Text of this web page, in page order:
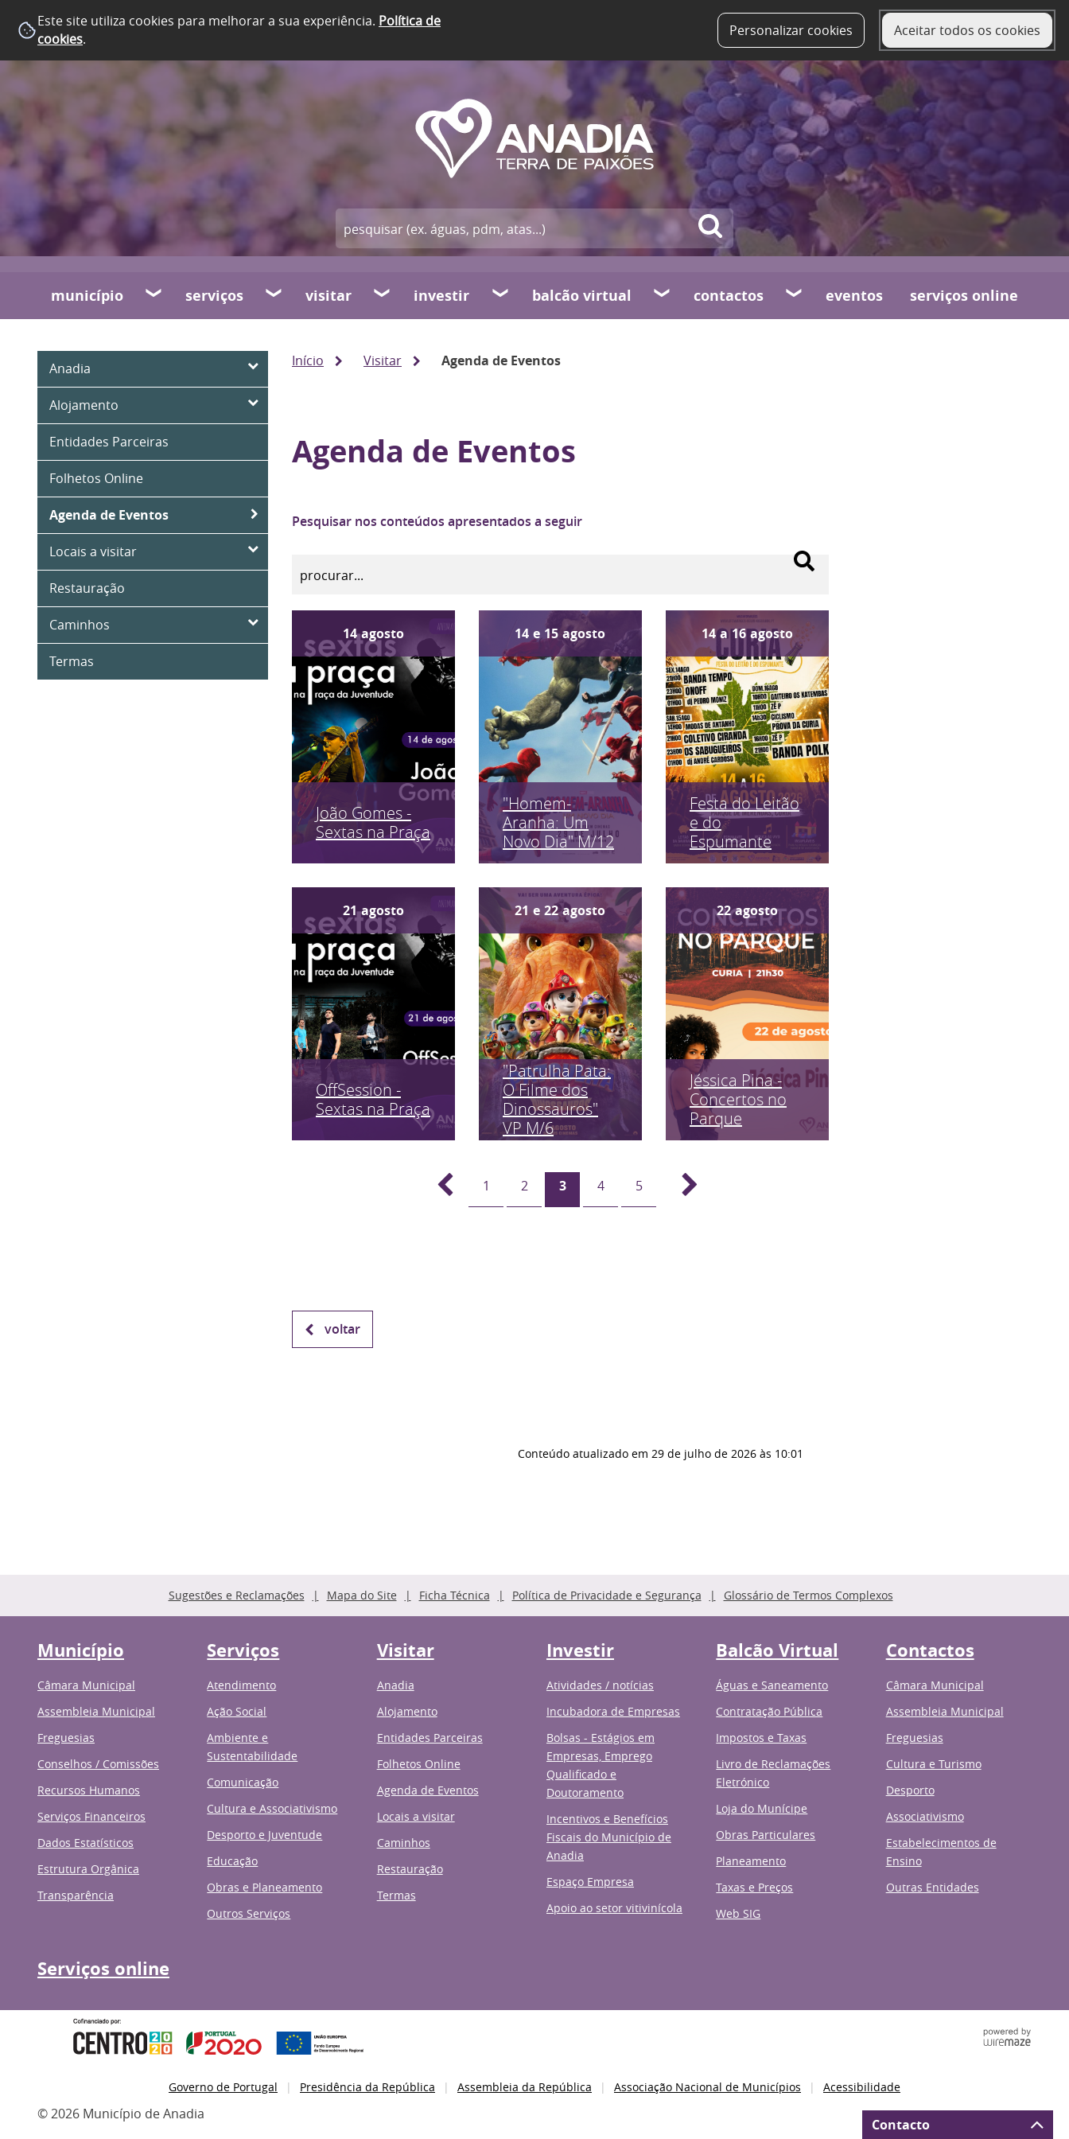
Este site utiliza cookies para melhorar a sua experiência. Política de
cookies. Personalizar cookies Aceitar todos os cookies
município serviços visitar investir balcão virtual contactos eventos serviços online
Anadia
Alojamento
Entidades Parceiras
Folhetos Online
Agenda de Eventos
Locais a visitar
Restauração
Caminhos
Termas
Início Visitar Agenda de Eventos
Agenda de Eventos
Pesquisar nos conteúdos apresentados a seguir
14 agosto
João Gomes -
Sextas na Praça
14 e 15 agosto
"Homem-
Aranha: Um
Novo Dia" M/12
14 a 16 agosto
Festa do Leitão
e do
Espumante
21 agosto
OffSession -
Sextas na Praça
21 e 22 agosto
"Patrulha Pata:
O Filme dos
Dinossauros"
VP M/6
22 agosto
Jéssica Pina -
Concertos no
Parque
1 2 3 4 5
voltar
Conteúdo atualizado em 29 de julho de 2026 às 10:01
Sugestões e Reclamações Mapa do Site Ficha Técnica Política de Privacidade e Segurança Glossário de Termos Complexos
Município
Câmara Municipal
Assembleia Municipal
Freguesias
Conselhos / Comissões
Recursos Humanos
Serviços Financeiros
Dados Estatísticos
Estrutura Orgânica
Transparência
Serviços
Atendimento
Ação Social
Ambiente e
Sustentabilidade
Comunicação
Cultura e Associativismo
Desporto e Juventude
Educação
Obras e Planeamento
Outros Serviços
Visitar
Anadia
Alojamento
Entidades Parceiras
Folhetos Online
Agenda de Eventos
Locais a visitar
Caminhos
Restauração
Termas
Investir
Atividades / notícias
Incubadora de Empresas
Bolsas - Estágios em
Empresas, Emprego
Qualificado e
Doutoramento
Incentivos e Benefícios
Fiscais do Município de
Anadia
Espaço Empresa
Apoio ao setor vitivinícola
Balcão Virtual
Águas e Saneamento
Contratação Pública
Impostos e Taxas
Livro de Reclamações
Eletrónico
Loja do Munícipe
Obras Particulares
Planeamento
Taxas e Preços
Web SIG
Contactos
Câmara Municipal
Assembleia Municipal
Freguesias
Cultura e Turismo
Desporto
Associativismo
Estabelecimentos de
Ensino
Outras Entidades
Serviços online
Governo de Portugal Presidência da República Assembleia da República Associação Nacional de Municípios Acessibilidade
© 2026 Município de Anadia
Contacto